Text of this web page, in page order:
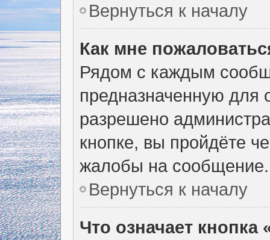
Вернуться к началу
Как мне
Рядом с каждым
предназначенную для
разрешено
кнопке, вы пройдёте
жалобы на сообщение.
Вернуться к началу
Что означает